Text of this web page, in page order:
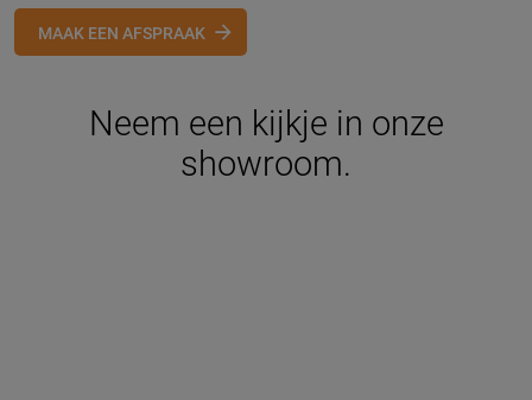
MAAK EEN AFSPRAAK
Neem een kijkje in onze
showroom.